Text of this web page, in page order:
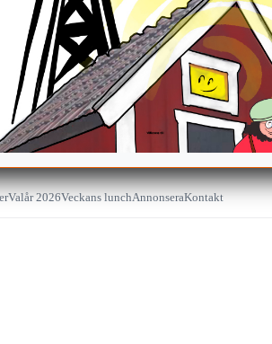
Valår 2026Veckans lunchAnnonseraKontakt